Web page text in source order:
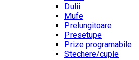
Dulii
Mufe
Prelungitoare
Presetupe
Prize programabile
Stechere/cuple